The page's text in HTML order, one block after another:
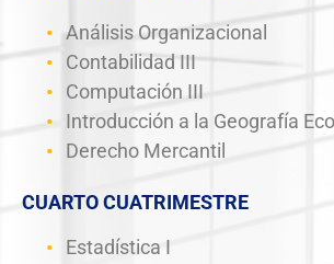
Análisis Organizacional
Contabilidad III
Computación III
Introducción a la Geografía
Derecho Mercantil
CUARTO CUATRIMESTRE
Estadística I